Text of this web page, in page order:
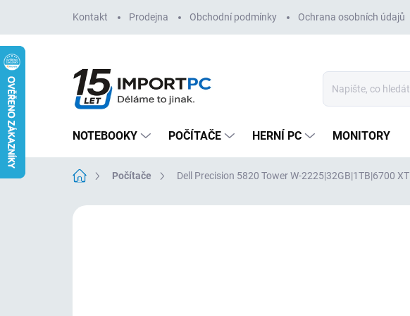
obsah
Kontakt Prodejna Obchodní podmínky Ochrana osobních údajů
NOTEBOOKY POČÍTAČE HERNÍ PC MONITORY
Domů Počítače Dell Precision 5820 Tower W-2225|32GB|1TB|6700 XT